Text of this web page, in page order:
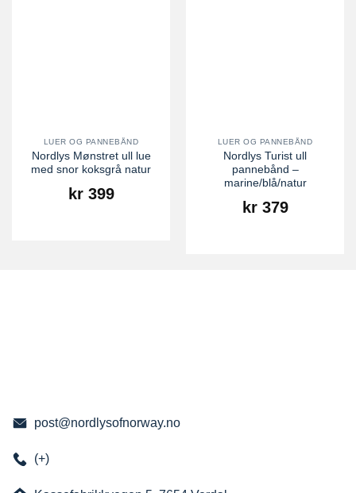
LUER OG PANNEBÅND
Nordlys Mønstret ull lue
med snor koksgrå natur
kr399
LUER OG PANNEBÅND
Nordlys Turist ull
pannebånd –
marine/blå/natur
kr379
post@nordlysofnorway.no
(+)